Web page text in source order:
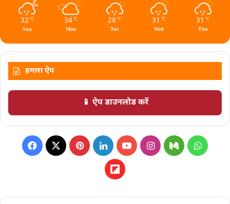
32 ℃
Sun
34 ℃
Mon
28 ℃
Tue
31 ℃
Wed
31 ℃
Thu
हमारा ऐप
📱 ऐप डाउनलोड करें